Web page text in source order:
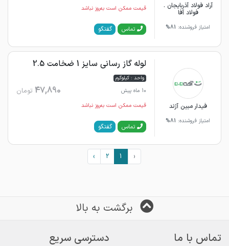
آراد فولاد آذربایجان .
فولاد آفا
امتیاز فروشنده: 81%
قیمت ممکن است به‌روز نباشد
تماس گفتگو
فیدار مبین آژند
امتیاز فروشنده: 81%
لوله گاز رسانی سایز 1 ضخامت 2.5
واحد : کیلوگرم
10 ماه پیش
47,890 تومان
قیمت ممکن است به‌روز نباشد
تماس گفتگو
‹
1
2
›
برگشت به بالا
تماس با ما
دسترسی سریع